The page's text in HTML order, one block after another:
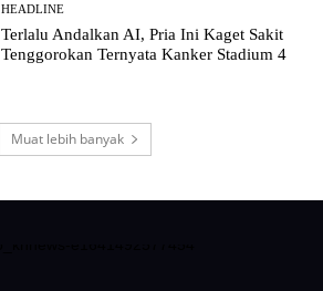
HEADLINE
Terlalu Andalkan AI, Pria Ini Kaget Sakit
Tenggorokan Ternyata Kanker Stadium 4
Muat lebih banyak